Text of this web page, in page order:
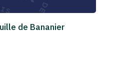
de Bananier